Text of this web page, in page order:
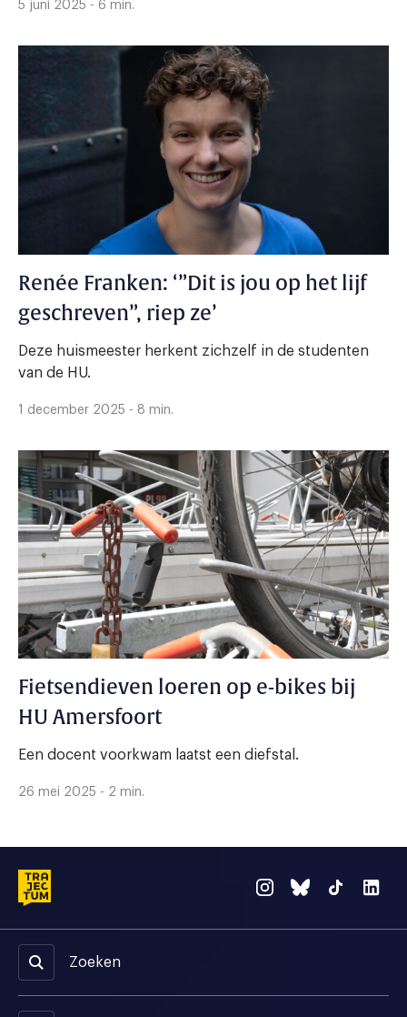
5 juni 2025 - 6 min.
Renée Franken: ‘”Dit is jou op het lijf
geschreven”, riep ze’
Deze huismeester herkent zichzelf in de studenten
van de HU.
1 december 2025 - 8 min.
Fietsendieven loeren op e-bikes bij
HU Amersfoort
Een docent voorkwam laatst een diefstal.
26 mei 2025 - 2 min.
Zoeken